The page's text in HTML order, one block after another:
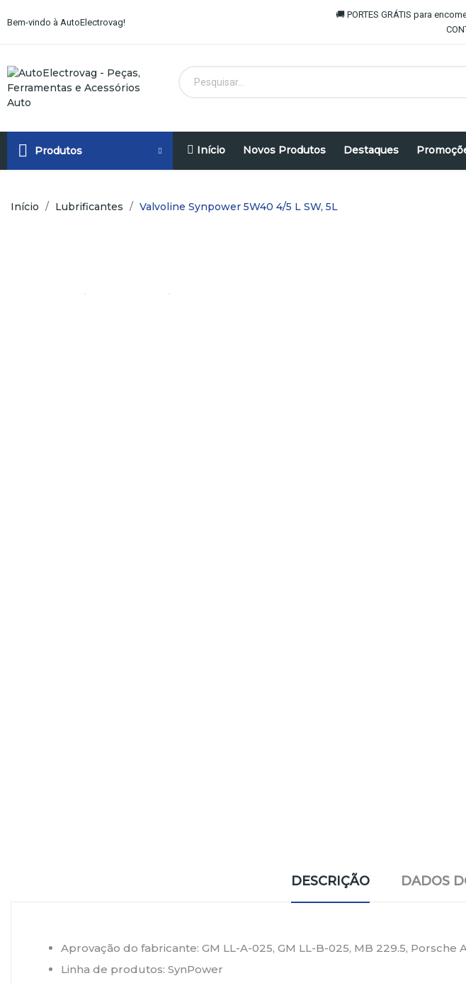
Bem-vindo à AutoElectrovag!
🚚 PORTES GRÁTIS para
Produtos Início Novos Produtos Destaques
Início Lubrificantes Valvoline Synpower 5W40 4/5 L SW, 5L
DESCRIÇÃO DADOS
Aprovação do fabricante: GM LL-A-025, GM LL-B-025, MB 229.5, Porsche
Linha de produtos: SynPower